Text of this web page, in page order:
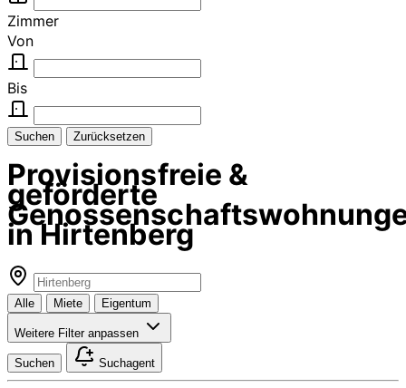
Zimmer
Von
Bis
Suchen Zurücksetzen
Provisionsfreie &
geförderte
in Hirtenberg
Alle Miete Eigentum
Weitere Filter anpassen
Suchen Suchagent